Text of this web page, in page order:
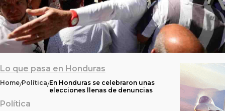
Lo que pasa en Honduras
Home/Política/En Honduras se celebraron unas
elecciones llenas de denuncias
Política